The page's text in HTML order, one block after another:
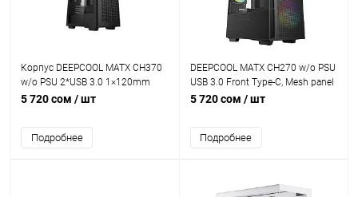
Корпус DEEPCOOL MATX CH370
w/o PSU 2*USB 3.0 1×120mm
Grill design front panel
5 720 сом / шт
Подробнее
DEEPCOOL MATX CH270 w/o PSU
USB 3.0 Front Type-C, Mesh panel
5 720 сом / шт
Подробнее